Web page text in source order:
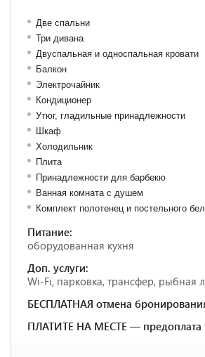
Две спальни
Три дивана
Двуспальная и односпальная кровати
Балкон
Электрочайник
Кондиционер
Утюг, гладильные принадлежности
Шкаф
Холодильник
Плита
Принадлежности для барбекю
Ванная комната с душем
Комплект полотенец и постельного
Питание:
оборудованная кухня
Доп. услуги:
Wi-Fi, парковка, трансфер, рыбная
БЕСПЛАТНАЯ отмена
ПЛАТИТЕ НА МЕСТЕ — предоплата